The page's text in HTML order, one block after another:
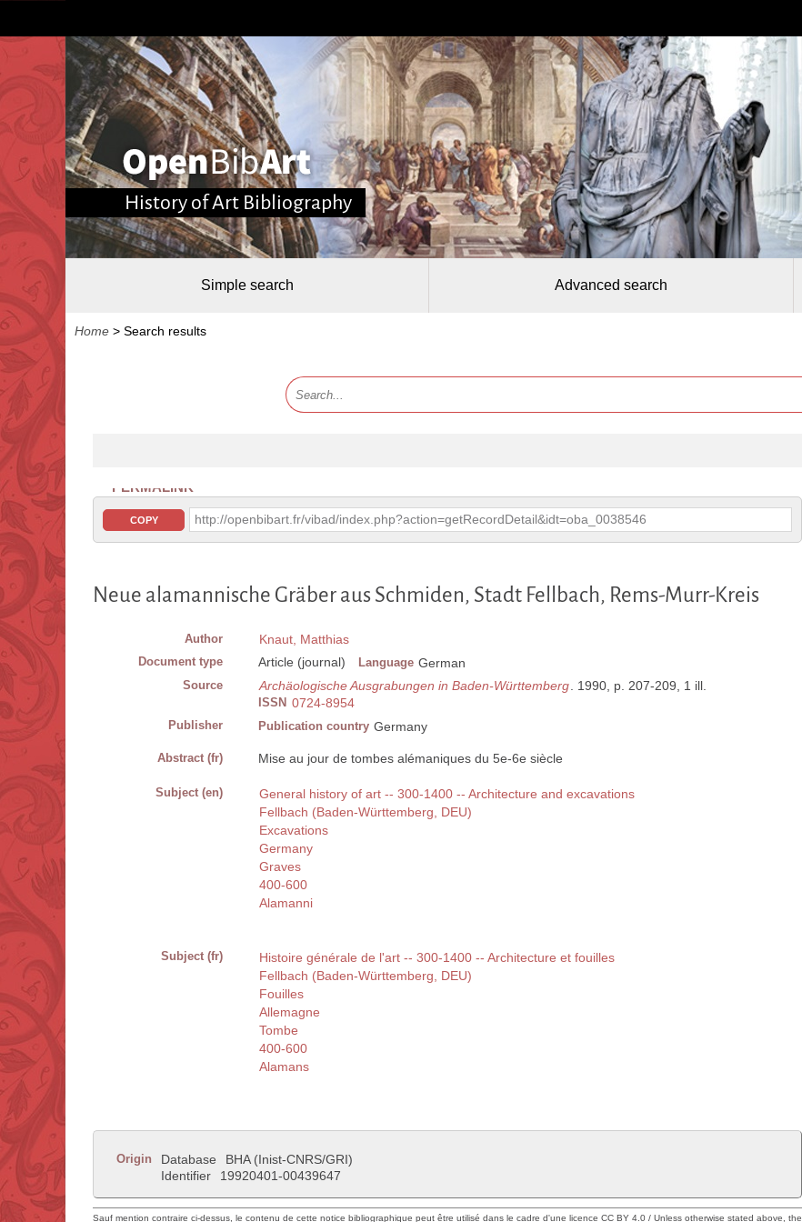
History of Art Bibliography
Simple search Advanced search
Home > Search results
PERMALINK
COPY http://openbibart.fr/vibad/index.php?action=getRecordDetail&idt=oba_0038546
Neue alamannische Gräber aus Schmiden, Stadt Fellbach, Rems-Murr-Kreis
Author Knaut, Matthias
Document type Article (journal) Language German
Source Archäologische Ausgrabungen in Baden-Württemberg . 1990, p. 207-209, 1 ill.
ISSN 0724-8954
Publisher Publication country Germany
Abstract (fr) Mise au jour de tombes alémaniques du 5e-6e siècle
Subject (en)
General history of art -- 300-1400 -- Architecture and excavations
Fellbach (Baden-Württemberg, DEU)
Excavations
Germany
Graves
400-600
Alamanni
Subject (fr)
Histoire générale de l'art -- 300-1400 -- Architecture et fouilles
Fellbach (Baden-Württemberg, DEU)
Fouilles
Allemagne
Tombe
400-600
Alamans
Origin Database
BHA (Inist-CNRS/GRI)
Identifier
19920401-00439647
Sauf mention contraire ci-dessus, le contenu de cette notice bibliographique peut être utilisé dans le cadre d'une licence CC BY 4.0 / Unless otherwise stated above, the